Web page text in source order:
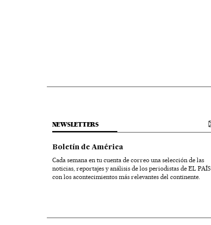
NEWSLETTERS
Boletín de América
Cada semana en tu cuenta de correo una selección de las
noticias, reportajes y análisis de los periodistas de EL PAÍS
con los acontecimientos más relevantes del continente.